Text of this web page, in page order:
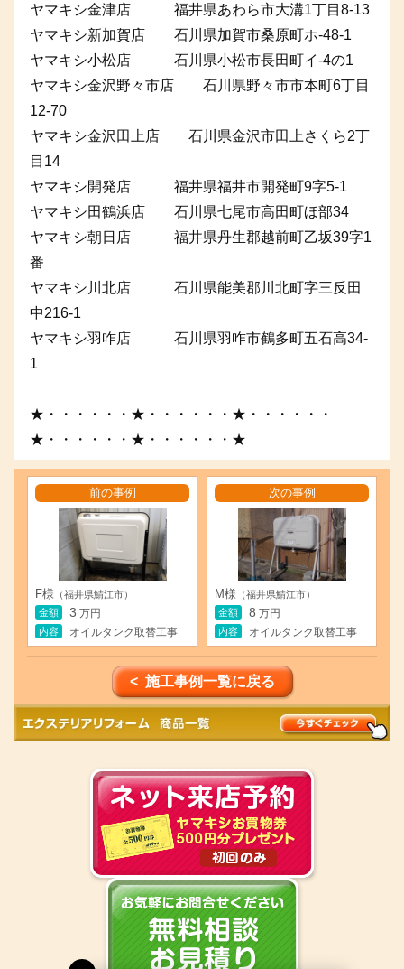
ヤマキシ金津店 福井県あわら市大溝1丁目8-13
ヤマキシ新加賀店 石川県加賀市桑原町ホ-48-1
ヤマキシ小松店 石川県小松市長田町イ-4の1
ヤマキシ金沢野々市店 石川県野々市市本町6丁目
12-70
ヤマキシ金沢田上店 石川県金沢市田上さくら2丁
目14
ヤマキシ開発店 福井県福井市開発町9字5-1
ヤマキシ田鶴浜店 石川県七尾市高田町ほ部34
ヤマキシ朝日店 福井県丹生郡越前町乙坂39字1
番
ヤマキシ川北店 石川県能美郡川北町字三反田
中216-1
ヤマキシ羽咋店 石川県羽咋市鶴多町五石高34-
1
★・・・・・・★・・・・・・★・・・・・・
★・・・・・・★・・・・・・★
前の事例
F様 （福井県鯖江市）
金額
3 万円
内容
オイルタンク取替工事
次の事例
M様 （福井県鯖江市）
金額
8 万円
内容
オイルタンク取替工事
< 施工事例一覧に戻る